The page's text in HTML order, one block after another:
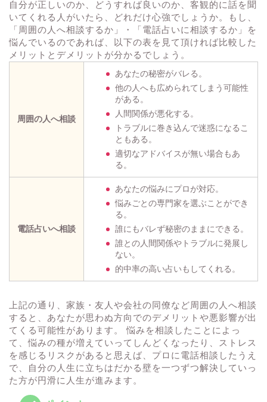
自分が正しいのか、どうすれば良いのか、客観的に話を聞
いてくれる人がいたら、どれだけ心強でしょうか。もし、
「周囲の人へ相談するか」・「電話占いに相談するか」を
悩んでいるのであれば、以下の表を見て頂ければ比較した
メリットとデメリットが分かるでしょう。
周囲の人へ相談
あなたの秘密がバレる。
他の人へも広められてしまう可能性
がある。
人間関係が悪化する。
トラブルに巻き込んで迷惑になるこ
ともある。
適切なアドバイスが無い場合もあ
る。
電話占いへ相談
あなたの悩みにプロが対応。
悩みごとの専門家を選ぶことができ
る。
誰にもバレず秘密のままにできる。
誰との人間関係やトラブルに発展し
ない。
的中率の高い占いもしてくれる。
上記の通り、家族・友人や会社の同僚など周囲の人へ相談
すると、あなたが思わぬ方向でのデメリットや悪影響が出
てくる可能性があります。 悩みを相談したことによっ
て、悩みの種が増えていってしんどくなったり、ストレス
を感じるリスクがあると思えば、プロに電話相談したうえ
で、自分の人生に立ちはだかる壁を一つずつ解決していっ
た方が円滑に人生が進みます。